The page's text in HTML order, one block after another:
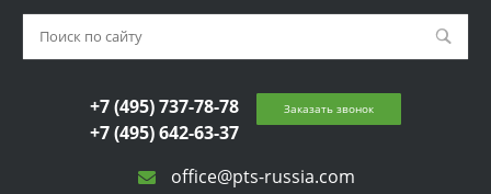
+7 (495) 737-78-78
+7 (495) 642-63-37
office@pts-russia.com
Заказать звонок